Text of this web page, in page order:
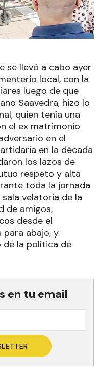
se llevó a cabo ayer
local, con la
luego de que
Saavedra, hizo lo
quien tenía una
el ex matrimonio
en el
en la década
los lazos de
respeto y alta
toda la jornada
velatoria de la
de amigos,
desde el
para abajo, y
de la política de
en tu email